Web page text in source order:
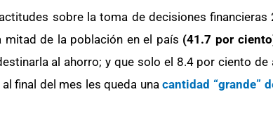
sobre la toma de decisiones financieras
de la población en el país (41.7 por
al ahorro; y que solo el 8.4 por ciento de
final del mes les queda unacantidad “grande”